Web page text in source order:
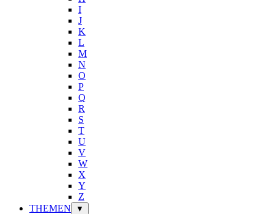
I
J
K
L
M
N
O
P
Q
R
S
T
U
V
W
X
Y
Z
THEMEN
▼